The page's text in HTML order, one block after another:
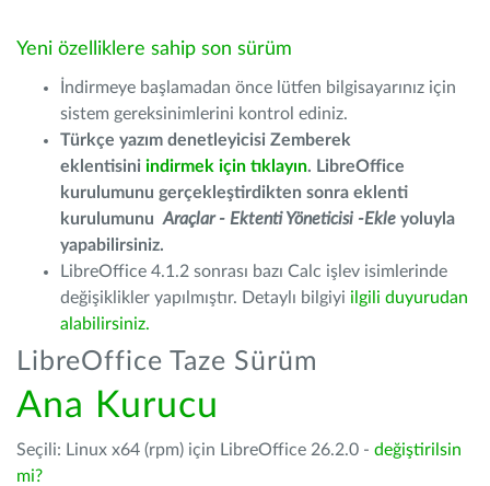
Yeni özelliklere sahip son sürüm
İndirmeye başlamadan önce lütfen bilgisayarınız için
sistem gereksinimlerini kontrol ediniz.
Türkçe yazım denetleyicisi Zemberek
eklentisini indirmek için tıklayın. LibreOffice
kurulumunu gerçekleştirdikten sonra eklenti
kurulumunu Araçlar - Ektenti Yöneticisi -Ekle yoluyla
yapabilirsiniz.
LibreOffice 4.1.2 sonrası bazı Calc işlev isimlerinde
değişiklikler yapılmıştır. Detaylı bilgiyi ilgili duyurudan
alabilirsiniz.
LibreOffice Taze Sürüm
Ana Kurucu
Seçili: Linux x64 (rpm) için LibreOffice 26.2.0 - değiştirilsin
mi?